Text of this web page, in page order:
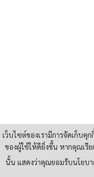
เว็บไซต์ของเรามีการจัดเก็บ
ของผู้ใช้ให้ดียิ่งขึ้น หากคุณเรี
นั้น แสดงว่าคุณยอมรับนโยบา